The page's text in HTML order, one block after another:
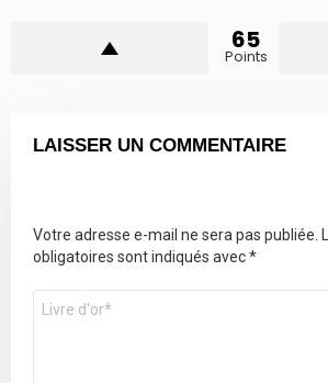
65
Points
LAISSER UN COMMENTAIRE
Votre adresse e-mail ne sera pas publiée.
obligatoires sont indiqués avec*
Commentaire